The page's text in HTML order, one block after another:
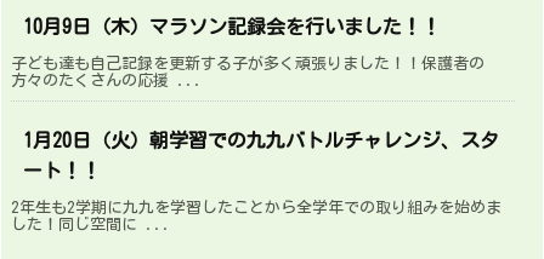
10月9日（木）マラソン記録会を行いました！！
子ども達も自己記録を更新する子が多く頑張りました！！保護者の
方々のたくさんの応援 ...
1月20日（火）朝学習での九九バトルチャレンジ、スタ
ート！！
2年生も2学期に九九を学習したことから全学年での取り組みを始めま
した！同じ空間に ...